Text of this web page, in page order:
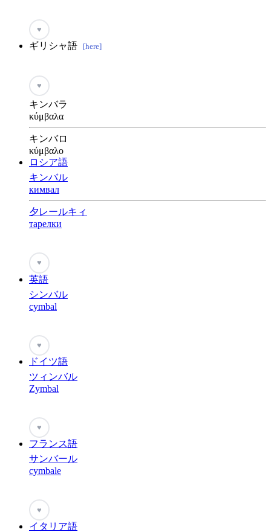
♥
ギリシャ語 [here]
♥
キンバラ
κύμβαλα
キンバロ
κύμβαλο
ロシア語
キンバル
кимвал
夕レールキィ
тарелки
♥
英語
シンバル
cymbal
♥
ドイツ語
ツィンバル
Zymbal
♥
フランス語
サンバール
cymbale
♥
イタリア語